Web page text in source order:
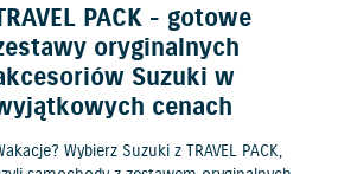
PACK - gotowe
oryginalnych
Suzuki w
cenach
Wybierz Suzuki z TRAVEL PACK,